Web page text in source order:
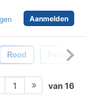
Aanmelden
Rood
1 van 16